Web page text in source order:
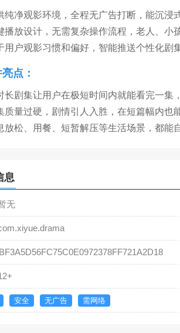
纯净观影环境，全程无广告打断，能沉
播放设计，无需复杂操作流程，老人、
用户观影习惯和偏好，智能推送个性化剧
点：
长剧集让用户在极短时间内就能看完一
质量过硬，剧情引人入胜，在短篇幅内也
放松、用餐、短暂解压等生活场景，都能
息
无
安全 无广告 需网络